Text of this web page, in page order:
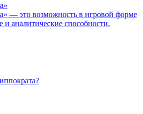
— это возможность в игровой форме
и аналитические способности.